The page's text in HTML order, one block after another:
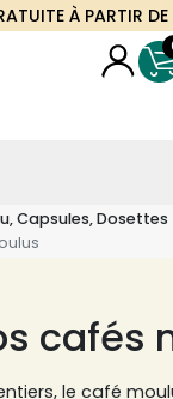
À PARTIR
Capsules, Dosettes
cafés
le café